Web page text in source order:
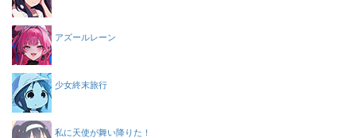
アズールレーン
少女終末旅行
私に天使が舞い降りた！